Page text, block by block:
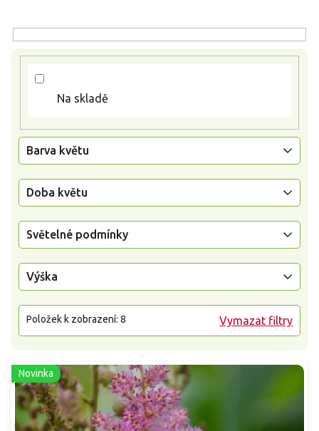
Na skladě
Barva květu
Doba květu
Světelné podmínky
Výška
Vymazat filtry
Položek k zobrazení: 8
u
Novinka